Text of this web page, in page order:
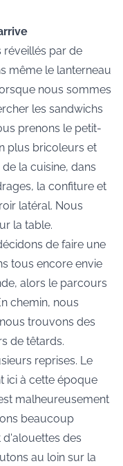
par de
même le lanterneau
nous sommes
les sandwichs
prenons le petit-
plus bricoleurs et
la cuisine, dans
la confiture et
latéral. Nous
la table.
de faire une
tous encore envie
alors le parcours
chemin, nous
trouvons des
de têtards.
reprises. Le
ici à cette époque
malheureusement
beaucoup
des
au loin sur la